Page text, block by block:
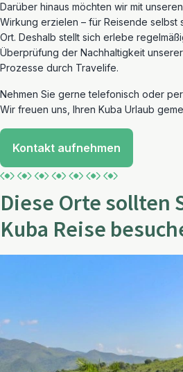
Darüber hinaus möchten wir mit
Wirkung erzielen – für Reisende
Ort. Deshalb stellt sich erlebe
Überprüfung der Nachhaltigkeit
Prozesse durch Travelife.
Nehmen Sie gerne telefonisch oder per
Wir freuen uns, Ihren Kuba Urlaub
Kontakt aufnehmen
Diese Orte sollten
Kuba Reise